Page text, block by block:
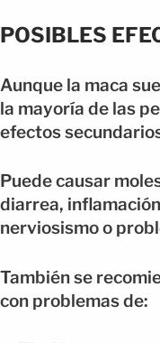
POSIBLES
Aunque la maca
la mayoría de las
efectos
Puede causar
diarrea,
nerviosismo o
También se
con problemas de: